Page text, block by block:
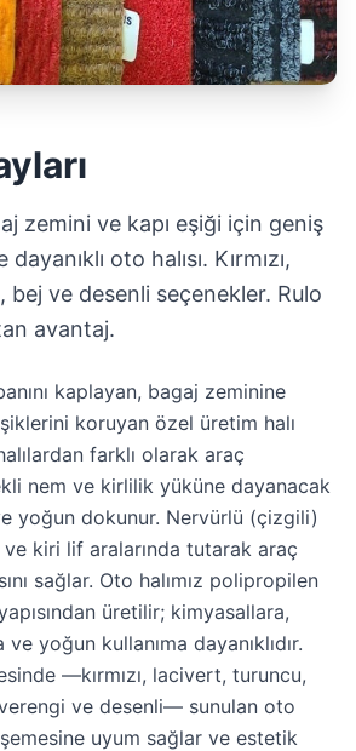
zemini ve kapı eşiği için geniş
oto halısı. Kırmızı,
ve desenli seçenekler. Rulo
avantaj.
kaplayan, bagaj zeminine
koruyan özel üretim halı
farklı olarak araç
nem ve kirlilik yüküne dayanacak
yoğun dokunur. Nervürlü (çizgili)
ve kiri lif aralarında tutarak araç
sağlar. Oto halımız polipropilen
üretilir; kimyasallara,
ve yoğun kullanıma dayanıklıdır.
—kırmızı, lacivert, turuncu,
ve desenli— sunulan oto
uyum sağlar ve estetik